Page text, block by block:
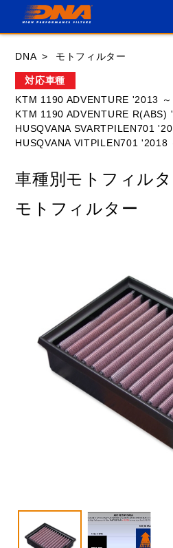
HONDA YAMAHA
BSA BUELL
GILERA HARLEY
ROYAL ENFIELD TM
VESPA
閉じる
DNA モトフィルター
対応車種
KTM 1190 ADVENTURE '2013 ～
KTM 1190 ADVENTURE R(ABS)
HUSQVANA SVARTPILEN701
HUSQVANA VITPILEN701 '2018
車種別モトフィル
モトフィルター